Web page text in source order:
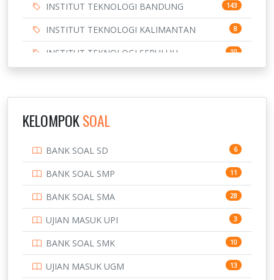
INSTITUT TEKNOLOGI BANDUNG 143
INSTITUT TEKNOLOGI KALIMANTAN 8
INSTITUT TEKNOLOGI SEPULUH
NOVEMBER
10
3
169
7
PTDI STTD 4
133
SMA 146
KELOMPOKSOAL
BANK SOAL SD 6
BANK SOAL SMP 11
BANK SOAL SMA 28
UJIAN MASUK UPI 3
BANK SOAL SMK 10
UJIAN MASUK UGM 13